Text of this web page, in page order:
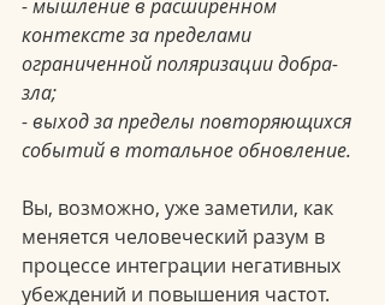
- мышление в расширенном
контексте за пределами
ограниченной поляризации добра-
зла;
- выход за пределы повторяющихся
событий в тотальное обновление.
Вы, возможно, уже заметили, как
меняется человеческий разум в
процессе интеграции негативных
убеждений и повышения частот.